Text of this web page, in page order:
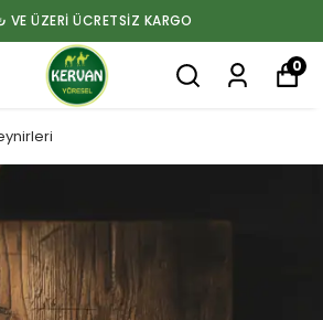
ÜZERİ ÜCRETSİZ KARGO
0